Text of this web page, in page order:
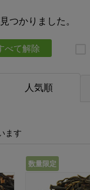
つかりました。
べて解除
人気順
ます
数量限定